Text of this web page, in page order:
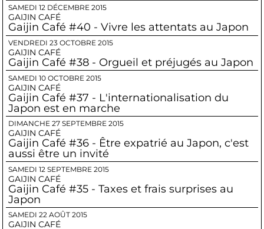
SAMEDI 12 DÉCEMBRE 2015
GAIJIN CAFÉ
Gaijin Café #40 - Vivre les attentats au Japon
VENDREDI 23 OCTOBRE 2015
GAIJIN CAFÉ
Gaijin Café #38 - Orgueil et préjugés au Japon
SAMEDI 10 OCTOBRE 2015
GAIJIN CAFÉ
Gaijin Café #37 - L'internationalisation du
Japon est en marche
DIMANCHE 27 SEPTEMBRE 2015
GAIJIN CAFÉ
Gaijin Café #36 - Être expatrié au Japon, c'est
aussi être un invité
SAMEDI 12 SEPTEMBRE 2015
GAIJIN CAFÉ
Gaijin Café #35 - Taxes et frais surprises au
Japon
SAMEDI 22 AOÛT 2015
GAIJIN CAFÉ